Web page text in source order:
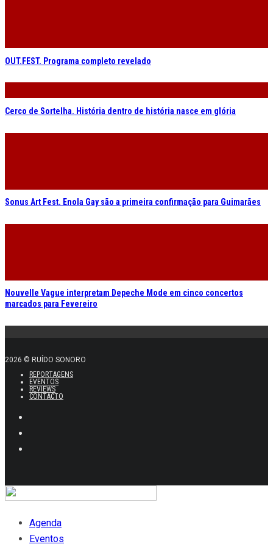
OUT.FEST. Programa completo revelado
Cerco de Sortelha. História dentro de história nasce em glória
Sonus Art Fest. Enola Gay são a primeira confirmação para Guimarães
Nouvelle Vague interpretam Depeche Mode em cinco concertos
marcados para Fevereiro
2026 © RUÍDO SONORO
REPORTAGENS
EVENTOS
REVIEWS
CONTACTO
Agenda
Eventos